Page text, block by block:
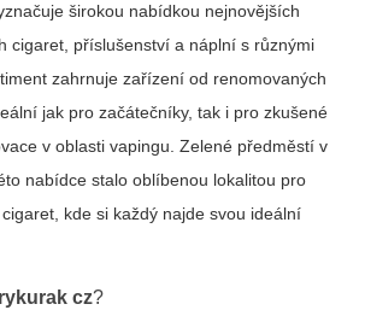
širokou nabídkou nejnovějších
cigaret, příslušenství a náplní s různými
zahrnuje zařízení od renomovaných
jak pro začátečníky, tak i pro zkušené
v oblasti vapingu. Zelené předměstí v
nabídce stalo oblíbenou lokalitou pro
kde si každý najde svou ideální
cz?